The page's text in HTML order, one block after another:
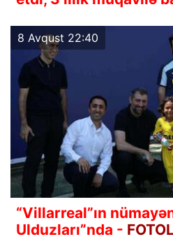
8 Avqust 22:40
“Villarreal”ın
Ulduzları”nda -